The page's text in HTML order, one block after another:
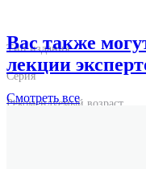
Тип издания
Серия
Рекомендуемый возраст
Вас также
лекции
Смотретьвсе